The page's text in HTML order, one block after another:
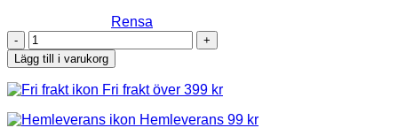
Rensa
New
Feet
Bridget
Sandal
Blå
mängd
Lägg till i varukorg
Fri frakt över 399 kr
Hemleverans 99 kr